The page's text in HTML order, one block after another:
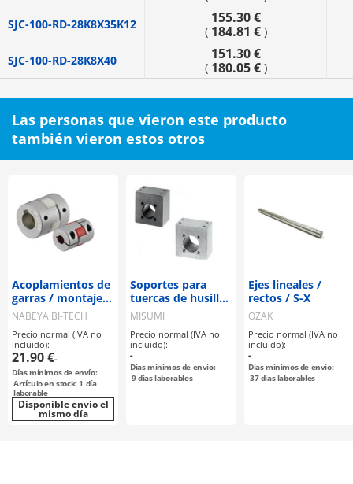
SJC-100-RD-28K8X35K12 155.30 €
( 184.81 €)
SJC-100-RD-28K8X40 151.30 €
( 180.05 €)
Las personas que vieron este producto
también vieron estos otros
Acoplamientos de
garras / montaje
seleccionable /
disco de garras:
PU / cuerpo:
aluminio / MJT /
NBK
NABEYA BI-TECH
Precio normal (IVA no
incluido):
21.90 €-
Días mínimos de envío:
Artículo en stock: 1 día
laborable
Disponible envío el
mismo día
Soportes para
tuercas de husillo
de avance
MISUMI
Precio normal (IVA no
incluido):
-
Días mínimos de envío:
9días laborables
Ejes lineales /
rectos / S-X
OZAK
Precio normal (IVA no
incluido):
-
Días mínimos de envío:
37días laborables